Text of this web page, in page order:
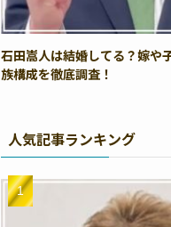
石田嵩人は結婚してる？嫁や
族構成を徹底調査！
人気記事ランキング